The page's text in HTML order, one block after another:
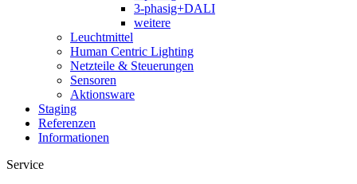
3-phasig+DALI
weitere
Leuchtmittel
Human Centric Lighting
Netzteile & Steuerungen
Sensoren
Aktionsware
Staging
Referenzen
Informationen
Service